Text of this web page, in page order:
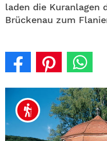
laden die Kuranlagen
Brückenau zum